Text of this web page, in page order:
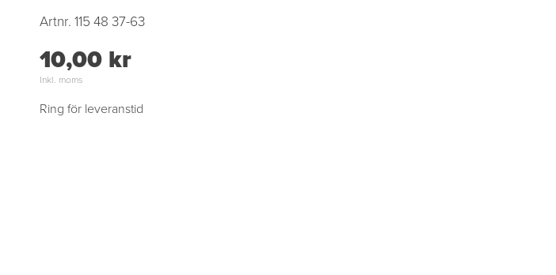
Artnr.115 48 37-63
10,00 kr
Inkl. moms
Ring för leveranstid